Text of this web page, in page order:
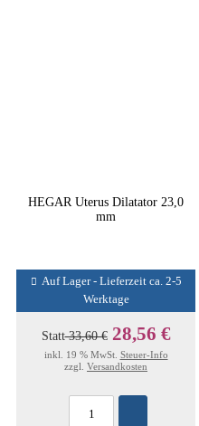
HEGAR Uterus Dilatator 23,0
mm
Auf Lager - Lieferzeit ca. 2-5
Werktage
Statt33,60 € 28,56 €
inkl. 19 % MwSt. Steuer-Info
zzgl. Versandkosten